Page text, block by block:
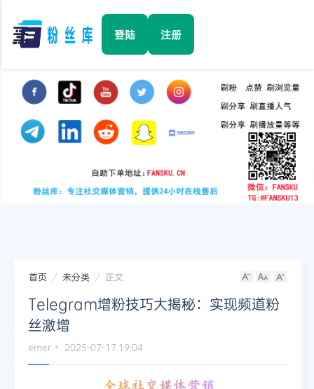
☰ 登陆 注册
Facebook
TikTok
YouTube
Twitter
首页 未分类 正文
Telegram增粉技巧大揭秘：实现频道粉
丝激增
emer 2025-07-17 19:04